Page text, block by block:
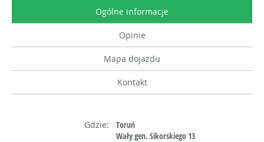
Ogólne informacje
Opinie
Mapa dojazdu
Kontakt
Gdzie:
Toruń
Wały gen. Sikorskiego 13